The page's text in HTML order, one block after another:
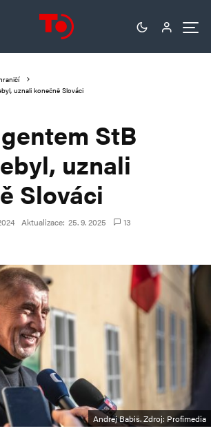
uznali konečně Slováci
StB
uznali
Slováci
Aktualizace: 25. 9. 2025
13
Andrej Babiš. Zdroj: Profimedia